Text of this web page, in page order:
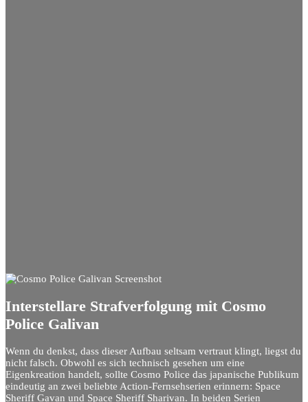
Interstellare Strafverfolgung mit Cosmo
Police Galivan
Wenn du denkst, dass dieser Aufbau seltsam vertraut klingt, liegst du
nicht falsch. Obwohl es sich technisch gesehen um eine
Eigenkreation handelt, sollte Cosmo Police das japanische Publikum
eindeutig an zwei beliebte Action-Fernsehserien erinnern: Space
Sheriff Gavan und Space Sheriff Sharivan. In beiden Serien